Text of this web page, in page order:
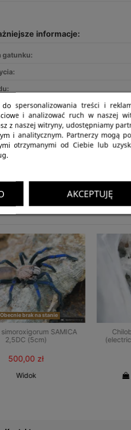
informacje:
gatunku:
dla:
rozmiar terrarium:
brak na stanie
SAMICA
2,5DC (5cm)
500,00 zł
Widok
do spersonalizowania treści i
i analizować ruch w naszej
z naszej witryny, udostępniamy
i analitycznym. Partnerzy mogą
otrzymanymi od Ciebie lub
AKCEPTUJĘ